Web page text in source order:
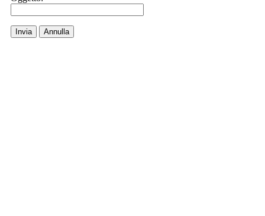
Invia Annulla